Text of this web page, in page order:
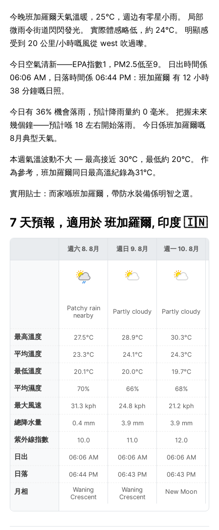
今晚班加羅爾天氣溫暖，25°C，週边有零星小雨。 局部
微雨令街道閃閃發光。 實際體感略低，約 24°C。 明顯感
受到 20 公里/小時嘅風從 west 吹過嚟。
今日空氣清新——EPA指數1，PM2.5低至9。 日出時間係
06:06 AM，日落時間係 06:44 PM：班加羅爾 有 12 小時
38 分鐘嘅日照。
今日有 36% 機會落雨，預計降雨量約 0 毫米。 把握未來
幾個鐘——預計喺 18 左右開始落雨。 今日係班加羅爾嘅
8月典型天氣。
本週氣溫波動不大 — 最高接近 30°C，最低約 20°C。 作
為參考，班加羅爾同日最高溫紀錄為31°C。
實用貼士：而家喺班加羅爾，帶防水裝備係明智之選。
7 天預報，適用於 班加羅爾, 印度 🇮🇳
最高溫度
平均溫度
最低溫度
平均濕度
最大風速
總降水量
紫外線指數
日出
日落
月相
週六 8. 8月
Patchy rain
nearby
27.5°C
23.3°C
20.1°C
70%
31.3 kph
0.4 mm
10.0
06:06 AM
06:44 PM
Waning
Crescent
週日 9. 8月
Partly cloudy
28.9°C
24.1°C
20.0°C
66%
24.8 kph
3.9 mm
11.0
06:06 AM
06:43 PM
Waning
Crescent
週一 10. 8月
Partly cloudy
30.3°C
24.3°C
19.7°C
68%
21.2 kph
3.9 mm
12.0
06:06 AM
06:43 PM
New Moon